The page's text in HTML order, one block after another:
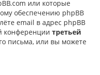
или которые
обеспечению phpBB
email в адрес phpBB
конференции третьей
письма, или вы можете